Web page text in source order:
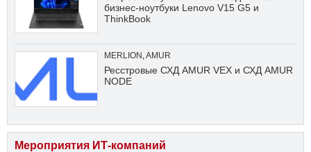
бизнес-ноутбуки Lenovo V15 G5 и
ThinkBook
MERLION AMUR
Ресстровые СХД AMUR VEX и СХД AMUR
NODE
Мероприятия ИТ-компаний